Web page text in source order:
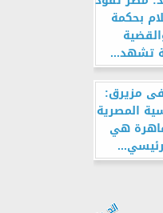
بحكمة
تشهد...
مزيرق:
المصرية
هي